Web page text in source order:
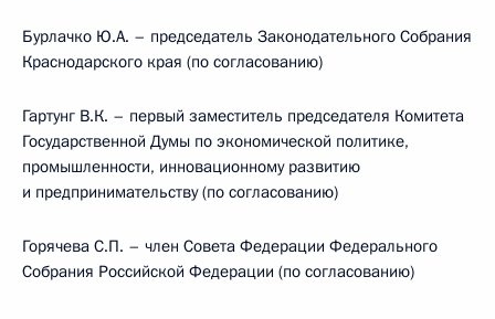
Бурлачко Ю.А. – председатель Законодательного Собрания
Краснодарского края (по согласованию)
Гартунг В.К. – первый заместитель председателя Комитета
Государственной Думы по экономической политике,
промышленности, инновационному развитию
и предпринимательству (по согласованию)
Горячева С.П. – член Совета Федерации Федерального
Собрания Российской Федерации (по согласованию)